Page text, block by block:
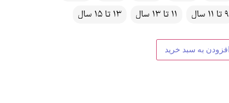
9 تا 11 سال 11 تا 13 سال 13 تا 15 سال
افزودن به سبد خرید